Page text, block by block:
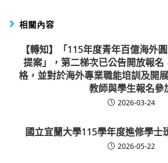
相關內容
【轉知】「115年度青年百億海外
提案」，第二梯次已公告開放報名
格，並對於海外專業職能培訓及開
教師與學生報名參
2026-03-24
國立宜蘭大學115學年度進修學士
2026-05-22